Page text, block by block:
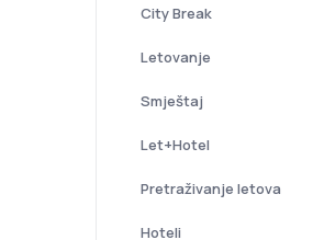
City Break
Letovanje
Smještaj
Let+Hotel
Pretraživanje letova
Hoteli